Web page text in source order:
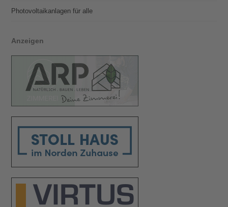
Photovoltaik­­anlagen für alle
Anzeigen